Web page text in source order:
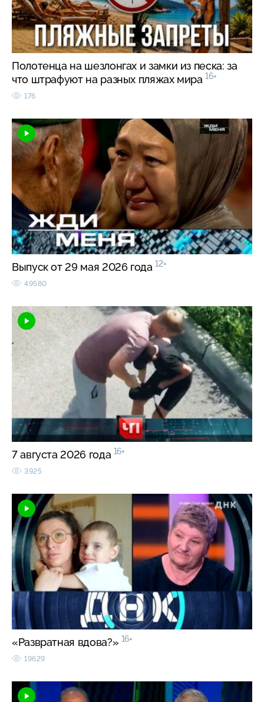
Полотенца на шезлонгах и замки из песка: за
что штрафуют на разных пляжах мира 16+
176
Выпуск от 29 мая 2026 года 12+
49580
7 августа 2026 года 16+
3925
«Развратная вдова?» 16+
19629